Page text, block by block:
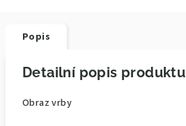
Popis
Detailní popis produktu
Obraz vrby